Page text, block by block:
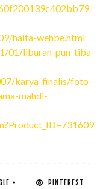
haifa-wehbe.html
01/liburan-pun-tiba-
karya-finalis/foto-
mahdi-
+ PINTEREST